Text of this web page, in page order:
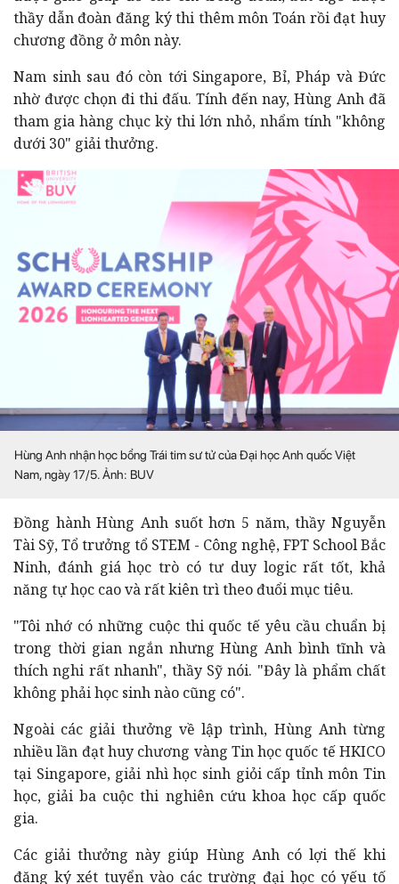
thầy dẫn đoàn đăng ký thi thêm môn Toán rồi đạt huy
chương đồng ở môn này.
Nam sinh sau đó còn tới Singapore, Bỉ, Pháp và Đức
nhờ được chọn đi thi đấu. Tính đến nay, Hùng Anh đã
tham gia hàng chục kỳ thi lớn nhỏ, nhẩm tính "không
dưới 30" giải thưởng.
Hùng Anh nhận học bổng Trái tim sư tử của Đại học Anh quốc Việt
Nam, ngày 17/5. Ảnh: BUV
Đồng hành Hùng Anh suốt hơn 5 năm, thầy Nguyễn
Tài Sỹ, Tổ trưởng tổ STEM - Công nghệ, FPT School Bắc
Ninh, đánh giá học trò có tư duy logic rất tốt, khả
năng tự học cao và rất kiên trì theo đuổi mục tiêu.
"Tôi nhớ có những cuộc thi quốc tế yêu cầu chuẩn bị
trong thời gian ngắn nhưng Hùng Anh bình tĩnh và
thích nghi rất nhanh", thầy Sỹ nói. "Đây là phẩm chất
không phải học sinh nào cũng có".
Ngoài các giải thưởng về lập trình, Hùng Anh từng
nhiều lần đạt huy chương vàng Tin học quốc tế HKICO
tại Singapore, giải nhì học sinh giỏi cấp tỉnh môn Tin
học, giải ba cuộc thi nghiên cứu khoa học cấp quốc
gia.
Các giải thưởng này giúp Hùng Anh có lợi thế khi
đăng ký xét tuyển vào các trường đại học có yếu tố